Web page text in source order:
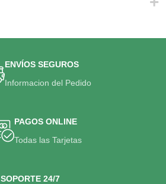
ENVÍOS SEGUROS
Informacion del Pedido
PAGOS ONLINE
Todas las Tarjetas
SOPORTE 24/7